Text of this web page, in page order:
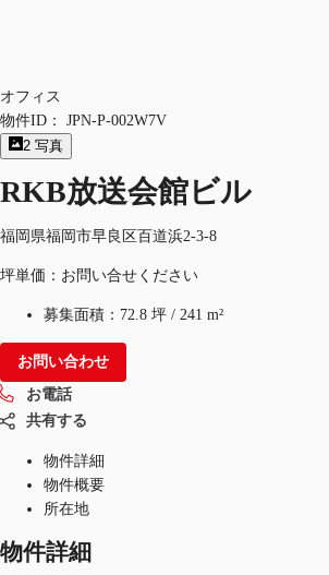
オフィス
物件ID：
JPN-P-002W7V
2 写真
RKB放送会館ビル
福岡県福岡市早良区百道浜2-3-8
坪単価：お問い合せください
募集面積： 72.8 坪 / 241 m²
お問い合わせ
お電話
共有する
物件詳細
物件概要
所在地
物件詳細